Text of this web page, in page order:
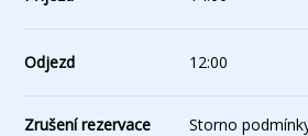
Odjezd 12:00
Zrušení rezervace
Storno